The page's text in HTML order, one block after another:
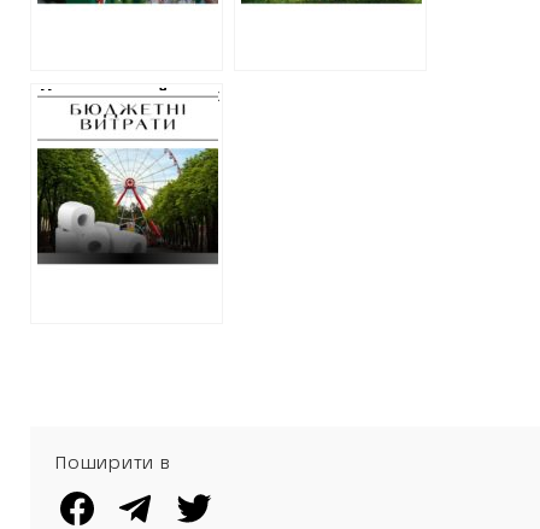
Центральний парк
у Харкові планує
закупити
туалетного
паперу на 1,4
мільйона гривень
Поширити в